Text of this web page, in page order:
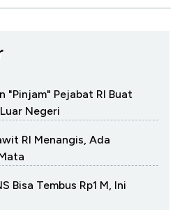
"Pinjam" Pejabat RI Buat
Negeri
RI Menangis, Ada
Bisa Tembus Rp1 M, Ini